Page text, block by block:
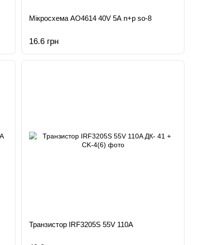
Мікросхема AO4614 40V 5A n+p so-8
16.6 грн
Транзистор IRF3205S 55V 110A